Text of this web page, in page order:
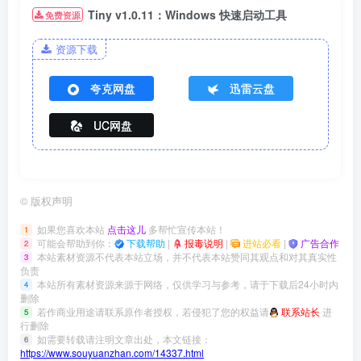
免费资源 Tiny v1.0.11：Windows 快速启动工具
资源下载
夸克网盘 迅雷云盘
UC网盘
© 版权声明
1 如果您喜欢本站 点击这儿 多帮忙宣传本站！
2 可能会帮助到你： 下载帮助 | 报毒说明 | 进站必看 | 广告合作
3
本站素材资源不代表本站立场，并不代表本站赞同其观点和对其真实性
负责
4
本站所有素材资源来源于网络，仅供学习与参考，请于下载后24小时内
删除
5 若作商业用途请联系原作者授权，若侵犯了您的权益请 联系站长 进
行删除
6
如需要转载请注明文章出处，本文链接：
https://www.souyuanzhan.com/14337.html